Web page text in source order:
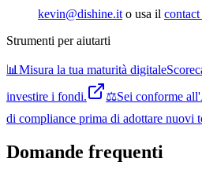
kevin@dishine.it o usa il
Strumenti per aiutarti
📊 Misura la tua maturità digitale
investire i fondi.
⚖️Sei conforme
di compliance prima di adottare nuovi
Domande frequenti